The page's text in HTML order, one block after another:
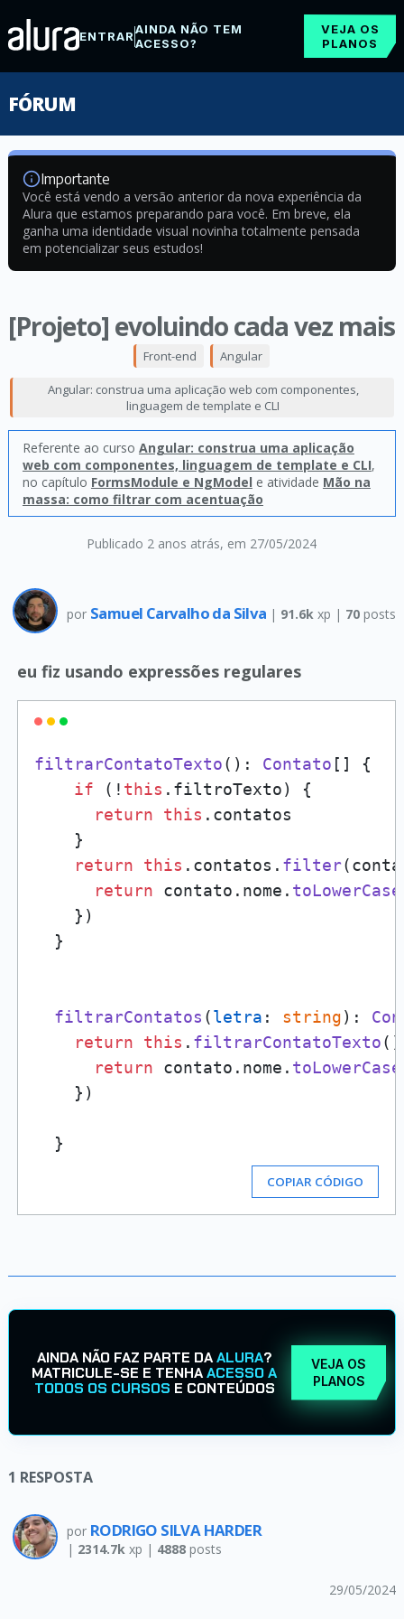
ENTRARAINDA NÃO TEM
ACESSO?
VEJA OS
PLANOS
FÓRUM
Importante
Você está vendo a versão anterior da nova experiência da
Alura que estamos preparando para você. Em breve, ela
ganha uma identidade visual novinha totalmente pensada
em potencializar seus estudos!
[Projeto] evoluindo cada vez mais
Publicado 2 anos atrás, em 27/05/2024
Front-end Angular
Angular: construa uma aplicação web com componentes,
linguagem de template e CLI
Referente ao curso Angular: construa uma aplicação
web com componentes, linguagem de template e CLI,
no capítulo FormsModule e NgModel e atividade Mão na
massa: como filtrar com acentuação
por Samuel Carvalho da Silva | 91.6k xp | 70posts
eu fiz usando expressões regulares
filtrarContatoTexto(): Contato [] {
if (! this . filtroTexto) {
return
this . contatos
    }
return
this . contatos . filter(
return contato. nome . toLowerCase
    })
  }
filtrarContatos (letra : string):
return
this . filtrarContatoTexto
return contato. nome . toLowerCase
    })
COPIAR CÓDIGO
AINDA NÃO FAZ PARTE DAALURA?
MATRICULE-SE E TENHAACESSO A
TODOS OS CURSOS E CONTEÚDOS
VEJA OS
PLANOS
1 RESPOSTA
por RODRIGO SILVA HARDER
| 2314.7kxp | 4888posts
29/05/2024